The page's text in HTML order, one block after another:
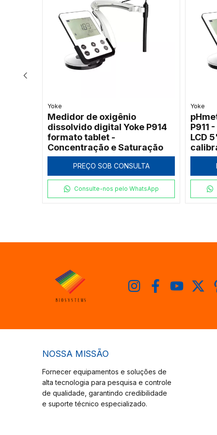
Yoke
Medidor de oxigênio
dissolvido digital Yoke P914
formato tablet -
Concentração e Saturação
PREÇO SOB CONSULTA
Consulte-nos pelo WhatsApp
Yoke
P911
LCD
NOSSA MISSÃO
Fornecer equipamentos e soluções de
alta tecnologia para pesquisa e controle
de qualidade, garantindo credibilidade
e suporte técnico especializado.